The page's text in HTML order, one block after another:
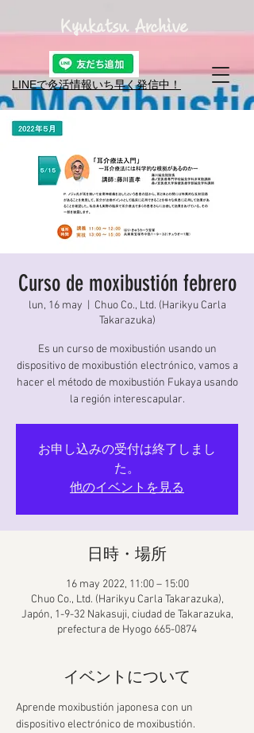
LINEで灸活情報​いち早く発信中！
Kyukatsu Archive
Curso de moxibustión febrero
lun, 16 may
Chuo Co., Ltd. (Harikyu Carla
Takarazuka)
Es un curso de moxibustión usando un
dispositivo de moxibustión electrónico, vamos a
hacer el método de moxibustión Fukaya usando
la región interescapular.
お申し込みの受付は終了しまし
た。
他のイベントを見る
日時・場所
16 may 2022, 11:00 – 15:00
Chuo Co., Ltd. (Harikyu Carla Takarazuka),
Japón, 1-9-32 Nakasuji, ciudad de Takarazuka,
prefectura de Hyogo 665-0874
イベントについて
Aprende moxibustión japonesa con un
dispositivo electrónico de moxibustión.